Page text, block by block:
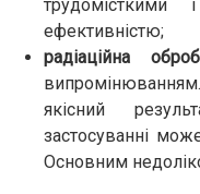
трудомісткими
ефективністю;
радіаційна
якісний
застосуванні
Основним